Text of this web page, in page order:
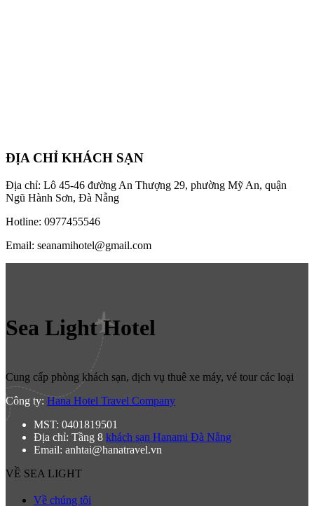
ĐỊA CHỈ KHÁCH SẠN
Địa chỉ: Lô 45-46 đường An Thượng 29, phường Mỹ An, quận
Ngũ Hành Sơn, Đà Nẵng
Hotline: 0977455546
Email: seanamihotel@gmail.com
Sea Light Hotel
Cung cấp phòng khách sạn, dịch vụ thuê xe máy, vé tour các loại
Công ty: Hana Hotel Travel Company
MST: 0401819501
Địa chỉ: Tầng 8 khách sạn Hanami Đà Nẵng
Email: anhtai@hanatravel.vn
VỀ SEA LIGHT
Về chúng tôi